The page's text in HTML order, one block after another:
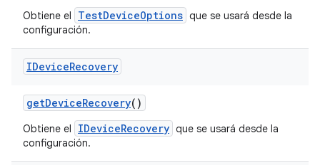
Obtiene el TestDeviceOptions que se usará desde la
configuración.
IDeviceRecovery
getDeviceRecovery()
Obtiene el IDeviceRecovery que se usará desde la
configuración.